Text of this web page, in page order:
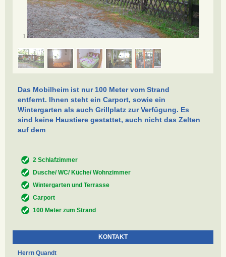
1 /5
Das Mobilheim ist nur 100 Meter vom Strand
entfernt. Ihnen steht ein Carport, sowie ein
Wintergarten als auch Grillplatz zur Verfügung. Es
sind keine Haustiere gestattet, auch nicht das Zelten
auf dem
2 Schlafzimmer
Dusche/ WC/ Küche/ Wohnzimmer
Wintergarten und Terrasse
Carport
100 Meter zum Strand
KONTAKT
Herrn Quandt